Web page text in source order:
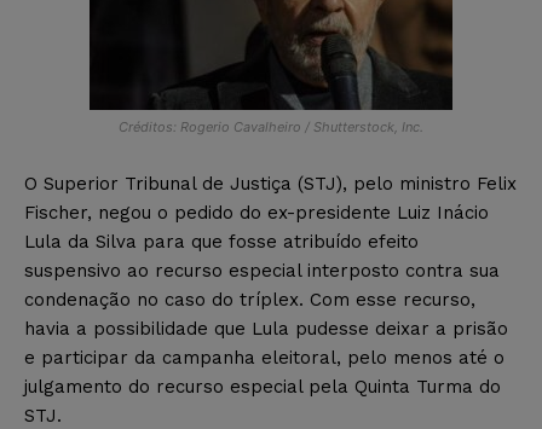
Créditos: Rogerio Cavalheiro / Shutterstock, Inc.
O Superior Tribunal de Justiça (STJ), pelo ministro Felix
Fischer, negou o pedido do ex-presidente Luiz Inácio
Lula da Silva para que fosse atribuído efeito
suspensivo ao recurso especial interposto contra sua
condenação no caso do tríplex. Com esse recurso,
havia a possibilidade que Lula pudesse deixar a prisão
e participar da campanha eleitoral, pelo menos até o
julgamento do recurso especial pela Quinta Turma do
STJ.